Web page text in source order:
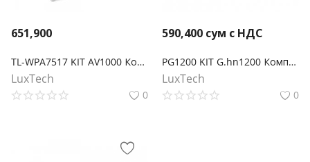
651,900
TL-WPA7517 KIT AV1000 Комплект гигабитных Wi‑Fi Powerline адаптеров
LuxTech
0
590,400 сум с НДС
PG1200 KIT G.hn1200 Комплект гигабитных Powerline-адаптеров
LuxTech
0